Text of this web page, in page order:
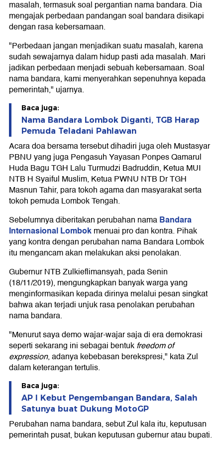
masalah, termasuk soal pergantian nama bandara. Dia
mengajak perbedaan pandangan soal bandara disikapi
dengan rasa kebersamaan.
"Perbedaan jangan menjadikan suatu masalah, karena
sudah sewajarnya dalam hidup pasti ada masalah. Mari
jadikan perbedaan menjadi sebuah kebersamaan. Soal
nama bandara, kami menyerahkan sepenuhnya kepada
pemerintah," ujarnya.
Baca juga:
Nama Bandara Lombok Diganti, TGB Harap
Pemuda Teladani Pahlawan
Acara doa bersama tersebut dihadiri juga oleh Mustasyar
PBNU yang juga Pengasuh Yayasan Ponpes Qamarul
Huda Bagu TGH Lalu Turmudzi Badruddin, Ketua MUI
NTB H Syaiful Muslim, Ketua PWNU NTB Dr TGH
Masnun Tahir, para tokoh agama dan masyarakat serta
tokoh pemuda Lombok Tengah.
Sebelumnya diberitakan perubahan namaBandara
Internasional Lombokmenuai pro dan kontra. Pihak
yang kontra dengan perubahan nama Bandara Lombok
itu mengancam akan melakukan aksi penolakan.
Gubernur NTB Zulkieflimansyah, pada Senin
(18/11/2019), mengungkapkan banyak warga yang
menginformasikan kepada dirinya melalui pesan singkat
bahwa akan terjadi unjuk rasa penolakan perubahan
nama bandara.
"Menurut saya demo wajar-wajar saja di era demokrasi
seperti sekarang ini sebagai bentukfreedom of
expression, adanya kebebasan berekspresi," kata Zul
dalam keterangan tertulis.
Baca juga:
AP I Kebut Pengembangan Bandara, Salah
Satunya buat Dukung MotoGP
Perubahan nama bandara, sebut Zul kala itu, keputusan
pemerintah pusat, bukan keputusan gubernur atau bupati.